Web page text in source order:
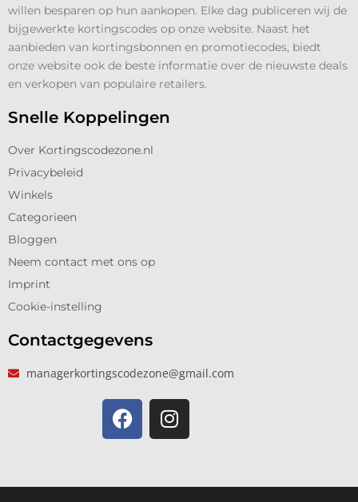
willen besparen op hun aankopen. Elke dag publiceren wij de
bijgewerkte kortingscodes op onze website. Naast het
aanbieden van kortingsbonnen en promotiecodes, biedt
onze website ook de beste informatie over de nieuwste deals
en verkopen van populaire retailers.
Snelle Koppelingen
Over Kortingscodezone.nl
Privacybeleid
Winkels
Categorieen
Bloggen
Neem contact met ons op
Imprint
Cookie-instelling
Contactgegevens
managerkortingscodezone@gmail.com